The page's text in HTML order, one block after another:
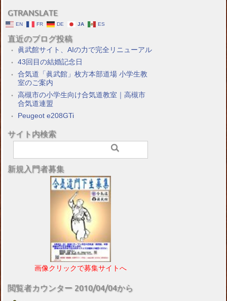
GTRANSLATE
EN FR DE JA ES
直近のブログ投稿
眞武館サイト、AIの力で完全リニューアル
43回目の結婚記念日
合気道「眞武館」枚方本部道場 小学生教
室のご案内
高槻市の小学生向け合気道教室｜高槻市
合気道連盟
Peugeot e208GTi
サイト内検索
新規入門者募集
画像クリックで募集サイトへ
閲覧者カウンター 2010/04/04から